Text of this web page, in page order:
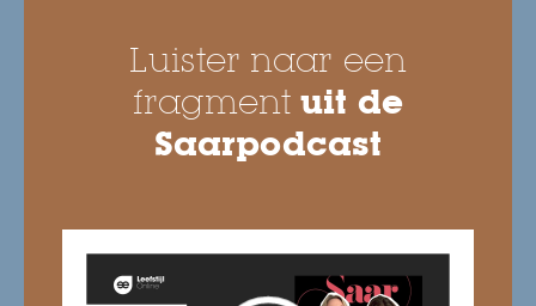
Luister naar een
fragmentuit de
Saarpodcast